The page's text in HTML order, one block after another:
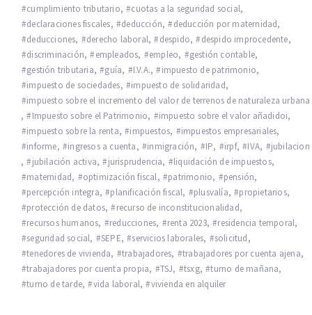
cumplimiento tributario, cuotas a la seguridad social,
declaraciones fiscales, deducción, deducción por maternidad,
deducciones, derecho laboral, despido, despido improcedente,
discriminación, empleados, empleo, gestión contable,
gestión tributaria, guía, I.V.A., impuesto de patrimonio,
impuesto de sociedades, impuesto de solidaridad,
impuesto sobre el incremento del valor de terrenos de naturaleza urbana
,
Impuesto sobre el Patrimonio, impuesto sobre el valor añadidoi,
impuesto sobre la renta, impuestos, impuestos empresariales,
informe, ingresos a cuenta, inmigración, IP, irpf, IVA,
jubilacion
,
jubilación activa, jurisprudencia, liquidación de impuestos,
maternidad, optimización fiscal, patrimonio, pensión,
percepción integra, planificación fiscal, plusvalía, propietarios,
protección de datos, recurso de inconstitucionalidad,
recursos humanos, reducciones, renta 2023, residencia temporal,
seguridad social, SEPE, servicios laborales, solicitud,
tenedores de vivienda, trabajadores, trabajadores por cuenta ajena,
trabajadores por cuenta propia, TSJ, tsxg, turno de mañana,
turno de tarde, vida laboral, vivienda en alquiler